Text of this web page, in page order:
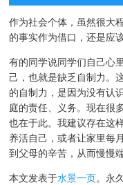
作为社会个体，虽然很大
的事实作为借口，还是应
有的同学说同学们自己心
己，也就是缺乏自制力。
的自制力，是因为没有认
庭的责任、义务。现在很
也在于此。我建议存在这
养活自己，或者让家里每
到父母的辛苦，从而慢慢
本文发表于水景一页。永